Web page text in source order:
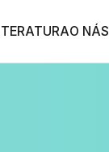
O NÁS